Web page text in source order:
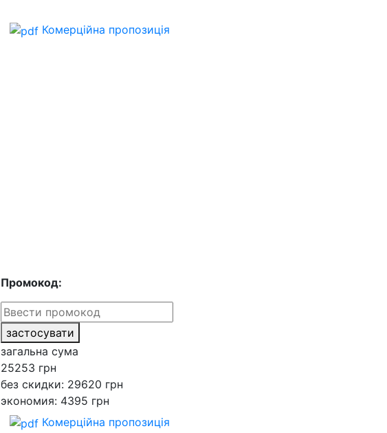
Комерційна пропозиція
Промокод:
застосувати
загальна сума
25253 грн
без скидки: 29620 грн
экономия: 4395 грн
Комерційна пропозиція